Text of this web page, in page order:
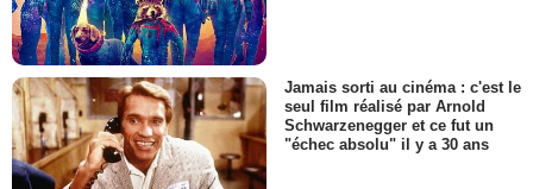
Jamais sorti au cinéma : c'est le
seul film réalisé par Arnold
Schwarzenegger et ce fut un
"échec absolu" il y a 30 ans